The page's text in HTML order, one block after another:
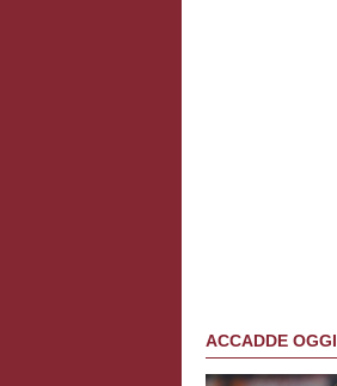
ACCADDE OGGI